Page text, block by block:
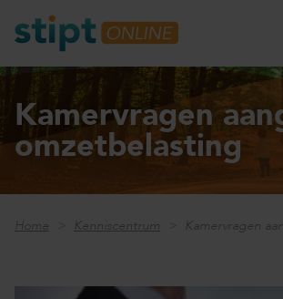
Kamervragen
omzetbelasting
Home Kenniscentrum Kamervragen